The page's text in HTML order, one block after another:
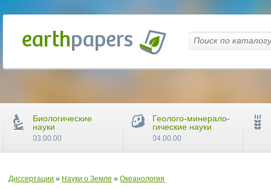
Диссертации » Науки о Земле »Океанология
Биологические
науки
03.00.00
Геолого-минерало-
гические науки
04.00.00